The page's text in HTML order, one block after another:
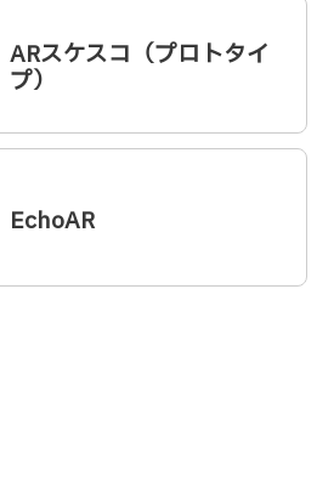
ARスケスコ（プロトタイ
プ）
EchoAR